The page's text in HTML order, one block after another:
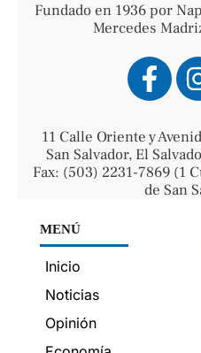
Fundado en 1936 por
Mercedes
11 Calle Oriente y
San Salvador, El
Fax: (503) 2231-7869 (1
de San
MENÚ
Inicio
Noticias
Opinión